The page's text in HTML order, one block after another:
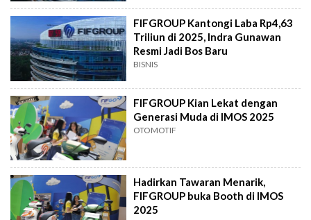
FIFGROUP Kantongi Laba Rp4,63
Triliun di 2025, Indra Gunawan
Resmi Jadi Bos Baru
BISNIS
FIFGROUP Kian Lekat dengan
Generasi Muda di IMOS 2025
OTOMOTIF
Hadirkan Tawaran Menarik,
FIFGROUP buka Booth di IMOS
2025